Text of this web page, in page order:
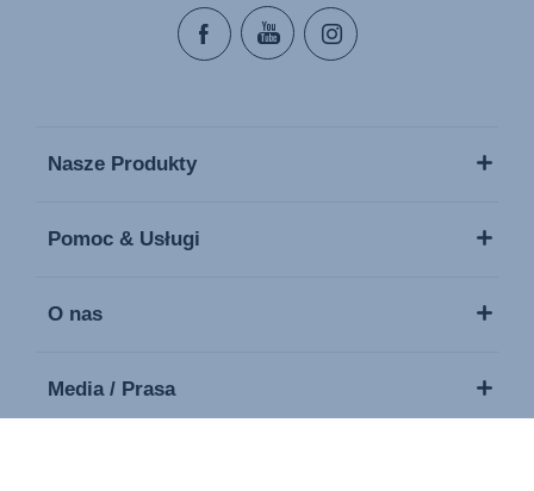
Nasze Produkty
Pomoc & Usługi
O nas
Media / Prasa